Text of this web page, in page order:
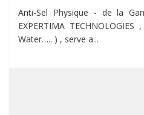
Anti-Sel Physique - de la
EXPERTIMA
Water….. ) , serve a...